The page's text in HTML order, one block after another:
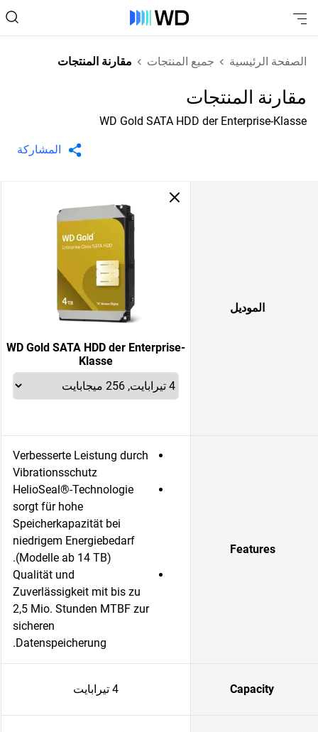
الصفحة الرئيسية جميع المنتجات مقارنة المنتجات
مقارنة المنتجات
WD Gold SATA HDD der Enterprise-Klasse
المشاركة
الموديل
WD Gold SATA HDD der Enterprise-
Klasse
Features
Verbesserte Leistung durch
Vibrationsschutz
HelioSeal®-Technologie
sorgt für hohe
Speicherkapazität bei
niedrigem Energiebedarf
(Modelle ab 14 TB).
Qualität und
Zuverlässigkeit mit bis zu
2,5 Mio. Stunden MTBF zur
sicheren
Datenspeicherung.
Capacity 4 تيرابايت